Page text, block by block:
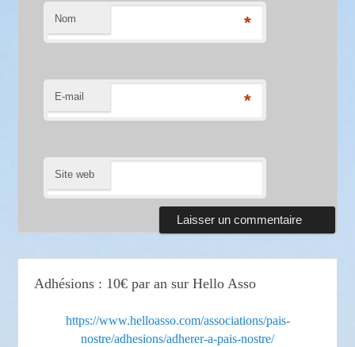
Nom *
E-mail *
Site web
Adhésions : 10€ par an sur Hello Asso
https://www.helloasso.com/associations/pais-
nostre/adhesions/adherer-a-pais-nostre/